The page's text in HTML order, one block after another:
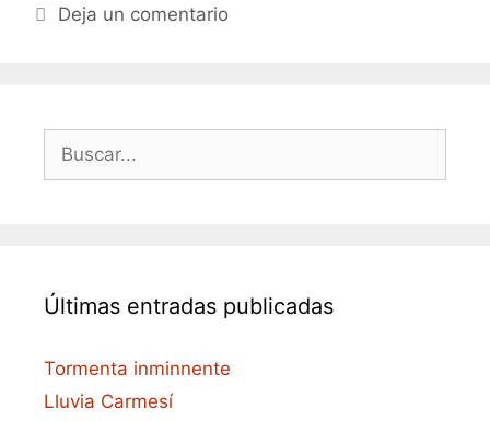
Deja un comentario
Últimas entradas publicadas
Tormenta inminnente
Lluvia Carmesí